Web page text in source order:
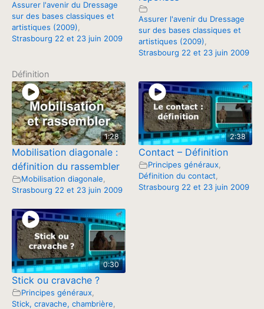
Assurer l'avenir du Dressage
sur des bases classiques et
artistiques (2009),
Strasbourg 22 et 23 juin 2009
Assurer l'avenir du Dressage
sur des bases classiques et
artistiques (2009),
Strasbourg 22 et 23 juin 2009
Définition
1:28
Mobilisation diagonale :
définition du rassembler
Mobilisation diagonale,
Strasbourg 22 et 23 juin 2009
2:38
Contact – Définition
Principes généraux,
Définition du contact,
Strasbourg 22 et 23 juin 2009
0:30
Stick ou cravache ?
Principes généraux
Stick, cravache, chambrière